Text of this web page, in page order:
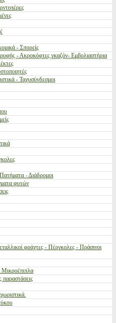
- Σπορείς
- Ακροκόφτες γκαζόν- Εμβολιαστήρια
- Ταχυσύνδεσμοι
- Διάδρομοι
φυτών
φράχτες - Πέργκολες - Πράσινοι
παραστάσεις